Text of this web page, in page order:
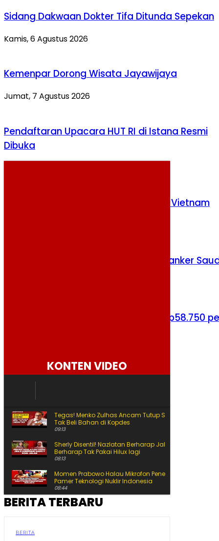
Sidang Dakwaan Dokter Tifa Ditunda Sepekan
Kamis, 6 Agustus 2026
Kemenpar Dorong Wisata Jayawijaya
Jumat, 7 Agustus 2026
Pendaftaran Upacara HUT RI di Istana Resmi
Dibuka
Indonesia Hadapi Ujian Berat Kontra Vietnam
Houthi Tembakkan Rudal ke Kapal Tanker
Harga Cabai Rawit Merah Tembus Rp58.750
KONTEN VIDEO
Tegas! Menko Zulhas Ancam Tutup SPPG yang Nekat
Tak Beli Bahan di Kopdes
09:13
Sherly Disentil! Nazlatan Berharap Jalan Cepat Beres
Berharap Tak Pakai Hilux lagi
08:13
Momen Prabowo Halau Mikrofon Peneliti BRIN Saat
Pamer Teknologi Nuklir Indonesia
08:44
Pecah Rekor Lagi! Sherly Bawa Maluku Utara Tetap
BERITA TERBARU
BERITA